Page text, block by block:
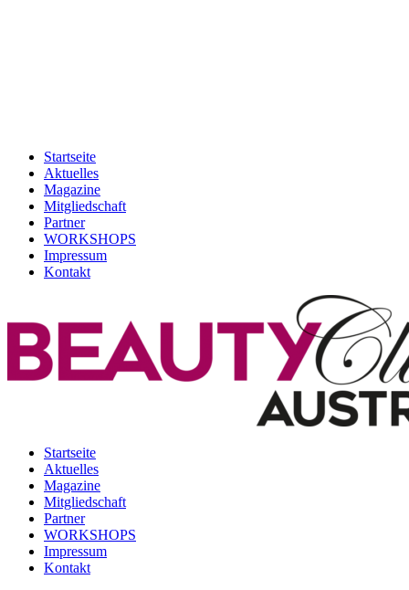
Startseite
Aktuelles
Magazine
Mitgliedschaft
Partner
WORKSHOPS
Impressum
Kontakt
Startseite
Aktuelles
Magazine
Mitgliedschaft
Partner
WORKSHOPS
Impressum
Kontakt